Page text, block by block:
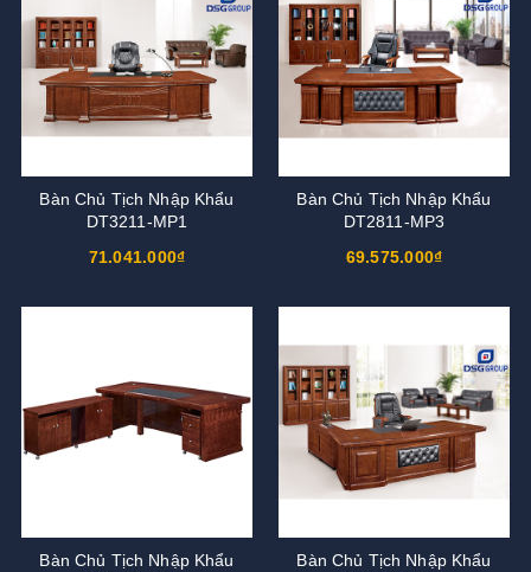
Bàn Chủ Tịch Nhập Khẩu
DT3211-MP1
71.041.000₫
Bàn Chủ Tịch Nhập Khẩu
DT2811-MP3
69.575.000₫
Bàn Chủ Tịch Nhập Khẩu
Bàn Chủ Tịch Nhập Khẩu